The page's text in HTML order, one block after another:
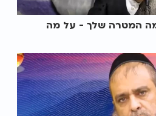
המטרה שלך - על מה